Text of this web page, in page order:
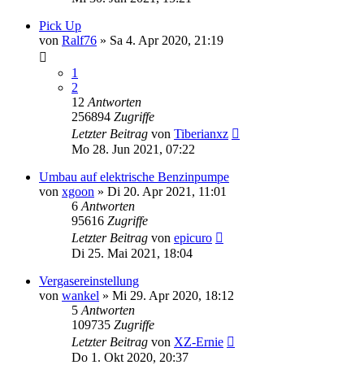
Pick Up
von Ralf76 » Sa 4. Apr 2020, 21:19
1
2
12 Antworten
256894 Zugriffe
Letzter Beitrag von Tiberianxz
Mo 28. Jun 2021, 07:22
Umbau auf elektrische Benzinpumpe
von xgoon » Di 20. Apr 2021, 11:01
6 Antworten
95616 Zugriffe
Letzter Beitrag von epicuro
Di 25. Mai 2021, 18:04
Vergasereinstellung
von wankel » Mi 29. Apr 2020, 18:12
5 Antworten
109735 Zugriffe
Letzter Beitrag von XZ-Ernie
Do 1. Okt 2020, 20:37